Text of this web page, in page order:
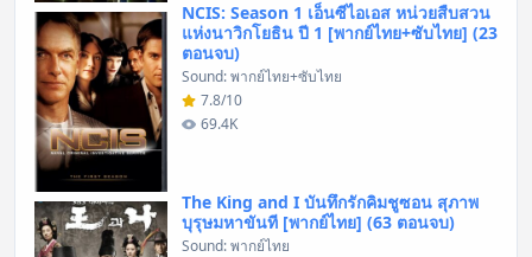
NCIS: Season 1 เอ็นซีไอเอส หน่วยสืบสวน
แห่งนาวิกโยธิน ปี 1 [พากย์ไทย+ซับไทย] (23
ตอนจบ)
Sound: พากย์ไทย+ซับไทย
7.8/10
69.4K
The King and I บันทึกรักคิมชูซอน สุภาพ
บุรุษมหาขันที [พากย์ไทย] (63 ตอนจบ)
Sound: พากย์ไทย